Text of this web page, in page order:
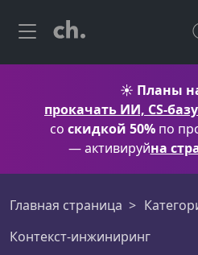
☀️ Планы
прокачать ИИ, CS-
со скидкой 50% по
— активируйна
Главная страница
Контекст-инжиниринг